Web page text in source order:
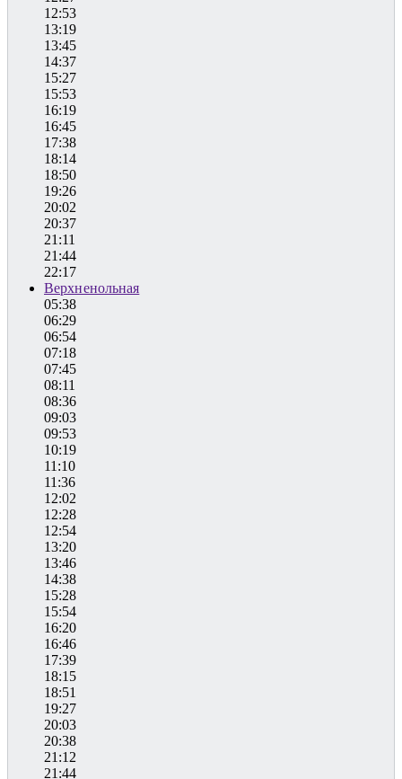
12:53
13:19
13:45
14:37
15:27
15:53
16:19
16:45
17:38
18:14
18:50
19:26
20:02
20:37
21:11
21:44
22:17
Верхненольная
05:38
06:29
06:54
07:18
07:45
08:11
08:36
09:03
09:53
10:19
11:10
11:36
12:02
12:28
12:54
13:20
13:46
14:38
15:28
15:54
16:20
16:46
17:39
18:15
18:51
19:27
20:03
20:38
21:12
21:44